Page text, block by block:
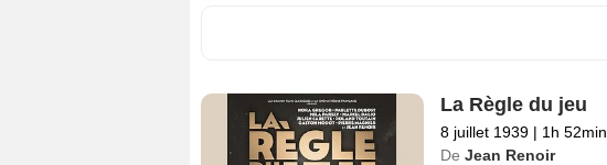
La Règle du jeu
8 juillet 1939 | 1h 52min
De Jean Renoir